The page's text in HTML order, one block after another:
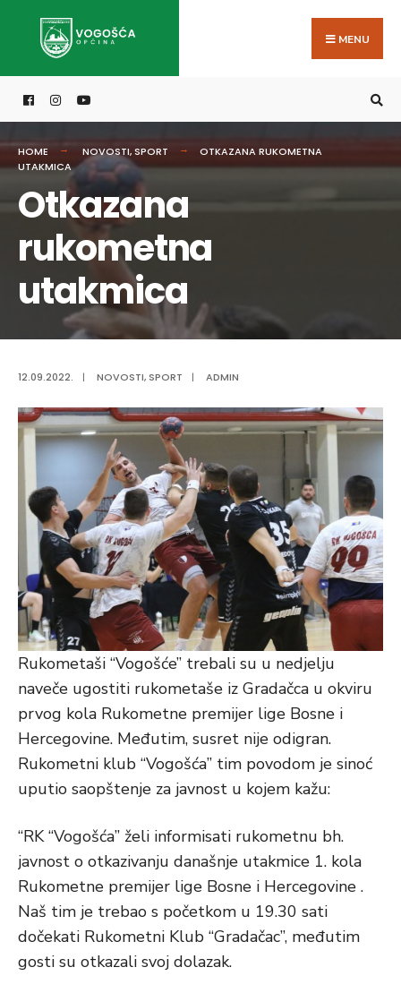
MENU
HOME NOVOSTI,SPORT
OTKAZANA RUKOMETNA
UTAKMICA
Otkazana
rukometna
utakmica
12.09.2022. | NOVOSTI, SPORT | ADMIN
Rukometaši “Vogošće” trebali su u nedjelju
naveče ugostiti rukometaše iz Gradačca u okviru
prvog kola Rukometne premijer lige Bosne i
Hercegovine. Međutim, susret nije odigran.
Rukometni klub “Vogošća” tim povodom je sinoć
uputio saopštenje za javnost u kojem kažu:
“RK “Vogošća” želi informisati rukometnu bh.
javnost o otkazivanju današnje utakmice 1. kola
Rukometne premijer lige Bosne i Hercegovine .
Naš tim je trebao s početkom u 19.30 sati
dočekati Rukometni Klub “Gradačac”, međutim
gosti su otkazali svoj dolazak.
for: